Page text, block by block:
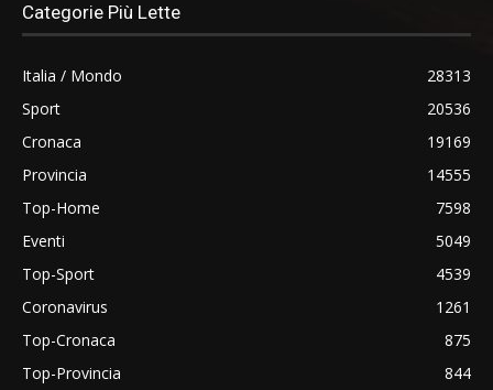
Categorie Più Lette
Italia / Mondo
28313
Sport
20536
Cronaca
19169
Provincia
14555
Top-Home
7598
Eventi
5049
Top-Sport
4539
Coronavirus
1261
Top-Cronaca
875
Top-Provincia
844